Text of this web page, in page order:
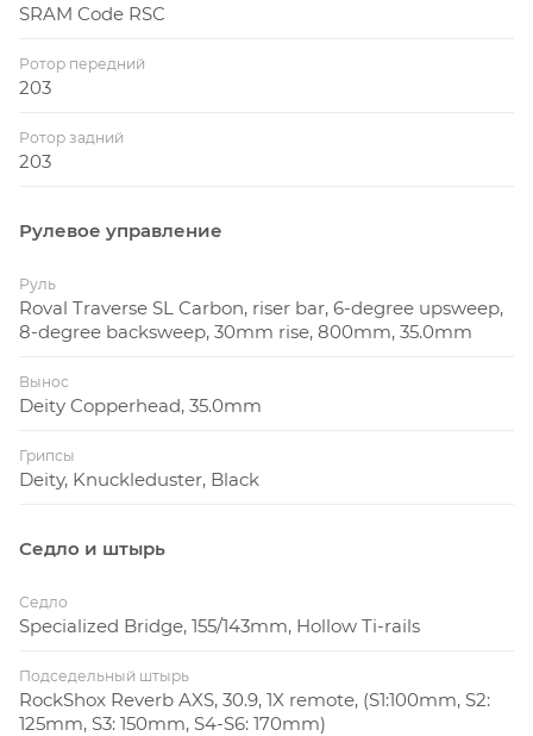
SRAM Code RSC
Ротор передний
203
Ротор задний
203
Рулевое управление
Руль
Roval Traverse SL Carbon, riser bar, 6-degree upsweep,
8-degree backsweep, 30mm rise, 800mm, 35.0mm
Вынос
Deity Copperhead, 35.0mm
Грипсы
Deity, Knuckleduster, Black
Седло и штырь
Седло
Specialized Bridge, 155/143mm, Hollow Ti-rails
Подседельный штырь
RockShox Reverb AXS, 30.9, 1X remote, (S1:100mm, S2:
125mm, S3: 150mm, S4-S6: 170mm)